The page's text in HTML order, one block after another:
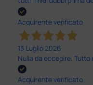
Acquirente verificato
13 Luglio 2026
Nulla da eccepire. Tutto
Acquirente verificato